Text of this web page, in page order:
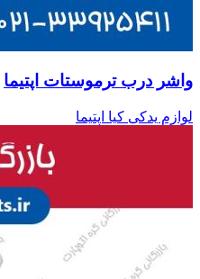
واشر درب ترموستات اپتیما
لوازم یدکی کیا اپتیما